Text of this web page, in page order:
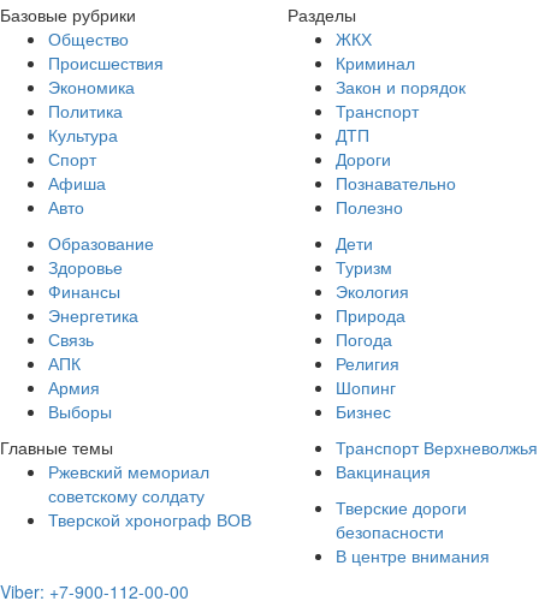
Базовые рубрики
Общество
Происшествия
Экономика
Политика
Культура
Спорт
Афиша
Авто
Разделы
ЖКХ
Криминал
Закон и порядок
Транспорт
ДТП
Дороги
Познавательно
Полезно
Образование
Здоровье
Финансы
Энергетика
Связь
АПК
Армия
Выборы
Дети
Туризм
Экология
Природа
Погода
Религия
Шопинг
Бизнес
Главные темы
Ржевский мемориал
советскому солдату
Тверской хронограф ВОВ
Транспорт Верхневолжья
Вакцинация
Тверские дороги
безопасности
В центре внимания
Viber: +7-900-112-00-00